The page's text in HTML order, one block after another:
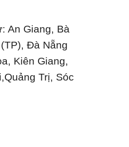
An Giang, Bà
Đà Nẵng
Kiên Giang,
Trị, Sóc